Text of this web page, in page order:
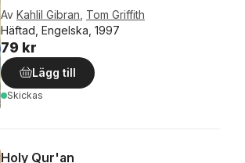
Av Kahlil Gibran Tom Griffith
Häftad, Engelska, 1997
79 kr
Lägg till
Skickas
Holy Qur'an